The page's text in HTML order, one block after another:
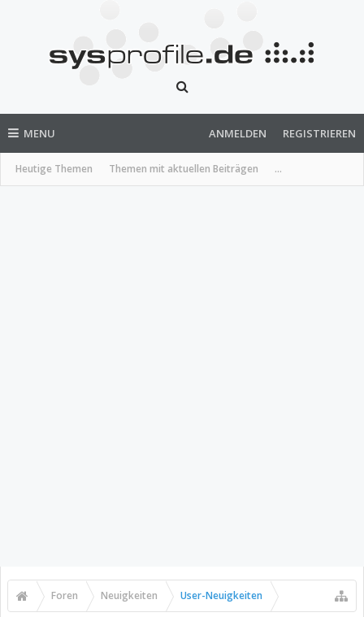
MENU
Heutige Themen Themen mit aktuellen Beiträgen ...
ANMELDEN REGISTRIEREN
Foren Neuigkeiten User-Neuigkeiten